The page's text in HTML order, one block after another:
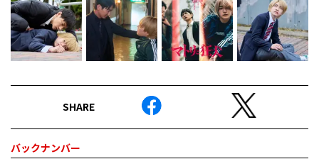
SHARE
バックナンバー